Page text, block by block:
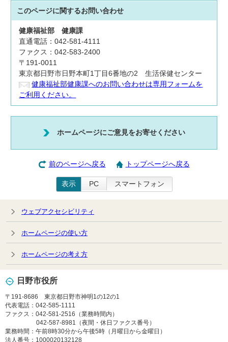
このページに関するお問い合わせ
健康福祉部健康課
直通電話：042-581-4111
ファクス：042-583-2400
〒191-0011
東京都日野市日野本町1丁目6番地の2 生活保健センター
健康福祉部健康課へのお問い合わせは専用フォームを
ご利用ください。
ホームページにご意見をお寄せください
前のページへ戻る トップページへ戻る
表示 PC スマートフォン
ウェブアクセシビリティ
ホームページの使い方
ホームページの考え方
日野市役所
〒191-8686 東京都日野市神明1の12の1
代表電話：042-585-1111
ファクス：042-581-2516（業務時間内）
042-587-8981（夜間・休日ファクス番号）
業務時間：午前8時30分から午後5時（月曜日から金曜日）
法人番号：1000020132128